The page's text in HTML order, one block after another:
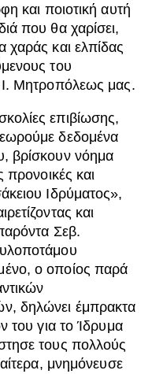
και ποιοτική αυτή
που θα χαρίσει,
χαράς και ελπίδας
του
Ι. Μητροπόλεως μας.
επιβίωσης,
δεδομένα
βρίσκουν νόημα
προνοικές και
Ιδρύματος»,
και
Σεβ.
ο οποίος παρά
δηλώνει έμπρακτα
του για το Ίδρυμα
τους πολλούς
μνημόνευσε